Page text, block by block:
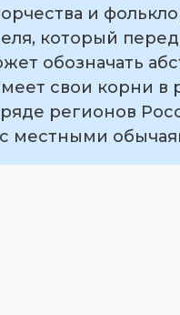
и
который
обозначать
свои корни в
ряде регионов
местными